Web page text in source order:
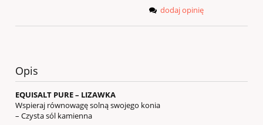
dodaj opinię
Opis
EQUISALT PURE – LIZAWKA
Wspieraj równowagę solną swojego konia
– Czysta sól kamienna